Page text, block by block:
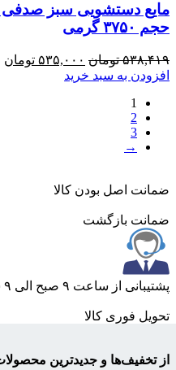
مایع دستشویی سبز صدفی
حجم ۳۷۵۰ گرمی
۵۳۸,۴۱۹ تومان قیمت
اصلی:
۵۳۵,۰۰۰ تومان
افزودن به سبد خرید
1
2
3
→
ضمانت اصل بودن کالا
ضمانت بازگشت
پشتیبانی از ساعت ۹ صبح الی ۹ شب
تحویل فوری کالا
از تخفیف‌ها و جدیدترین